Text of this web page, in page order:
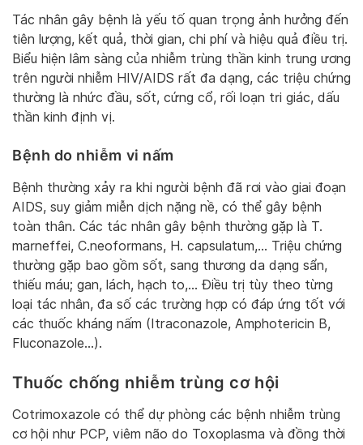
Tác nhân gây bệnh là yếu tố quan trọng ảnh hưởng đến
tiên lượng, kết quả, thời gian, chi phí và hiệu quả điều trị.
Biểu hiện lâm sàng của nhiễm trùng thần kinh trung ương
trên người nhiễm HIV/AIDS rất đa dạng, các triệu chứng
thường là nhức đầu, sốt, cứng cổ, rối loạn tri giác, dấu
thần kinh định vị.
Bệnh do nhiễm vi nấm
Bệnh thường xảy ra khi người bệnh đã rơi vào giai đoạn
AIDS, suy giảm miễn dịch nặng nề, có thể gây bệnh
toàn thân. Các tác nhân gây bệnh thường gặp là T.
marneffei, C.neoformans, H. capsulatum,… Triệu chứng
thường gặp bao gồm sốt, sang thương da dạng sẩn,
thiếu máu; gan, lách, hạch to,… Điều trị tùy theo từng
loại tác nhân, đa số các trường hợp có đáp ứng tốt với
các thuốc kháng nấm (Itraconazole, Amphotericin B,
Fluconazole…).
Thuốc chống nhiễm trùng cơ hội
Cotrimoxazole có thể dự phòng các bệnh nhiễm trùng
cơ hội như PCP, viêm não do Toxoplasma và đồng thời